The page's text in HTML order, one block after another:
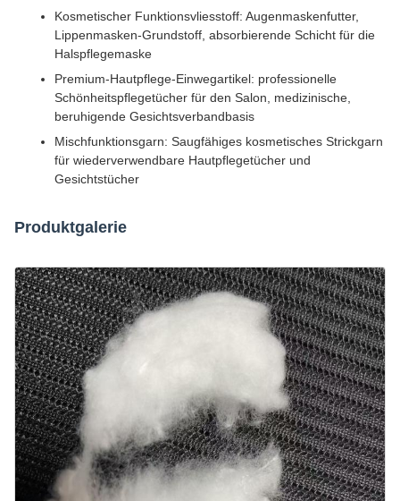
Kosmetischer Funktionsvliesstoff: Augenmaskenfutter,
Lippenmasken-Grundstoff, absorbierende Schicht für die
Halspflegemaske
Premium-Hautpflege-Einwegartikel: professionelle
Schönheitspflegetücher für den Salon, medizinische,
beruhigende Gesichtsverbandbasis
Mischfunktionsgarn: Saugfähiges kosmetisches Strickgarn
für wiederverwendbare Hautpflegetücher und
Gesichtstücher
Produktgalerie